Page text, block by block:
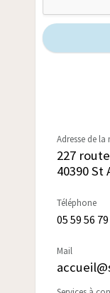
Adresse de la
227
40390 St
Téléphone
05 59 56
Mail